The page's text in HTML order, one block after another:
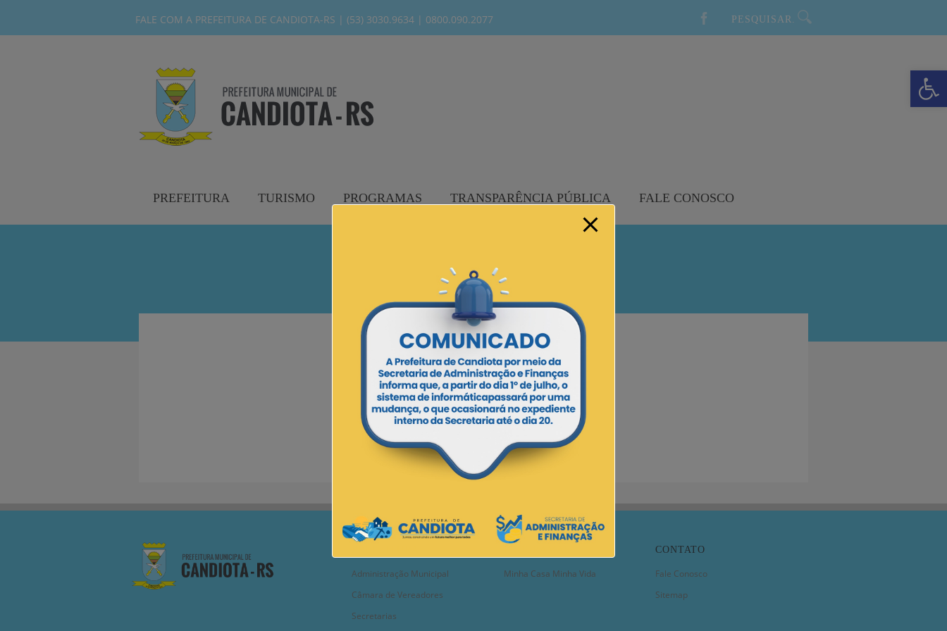
Barra de Ferramentas Aberta
FALE COM A PREFEITURA DE CANDIOTA-RS | (53) 3030.9634 | 0800.090.2077
PREFEITURA TURISMO PROGRAMAS TRANSPARÊNCIA PÚBLICA FALE CONOSCO
OFÍCIOS
Administração Municipal
Câmara de Vereadores
Secretarias
Minha Casa Minha Vida
CONTATO
Fale Conosco
Sitemap